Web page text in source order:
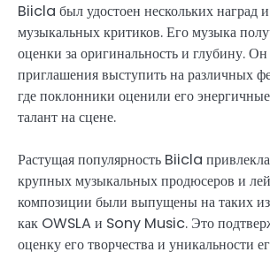
Biicla был удостоен нескольких наград
музыкальных критиков. Его музыка
оценки за оригинальность и глубину.
приглашения выступить на различных
где поклонники оценили его
талант на сцене.
Растущая популярность Biicla
крупных музыкальных продюсеров и
композиции были выпущены на таких
как OWSLA и Sony Music. Это
оценку его творчества и уникальности